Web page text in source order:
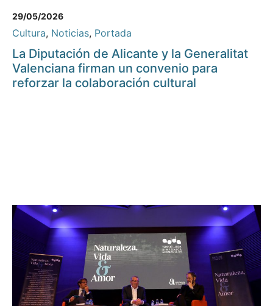
29/05/2026
Cultura, Noticias, Portada
La Diputación de Alicante y la Generalitat
Valenciana firman un convenio para
reforzar la colaboración cultural